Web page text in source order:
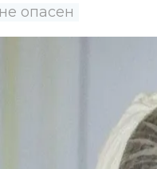
опасен